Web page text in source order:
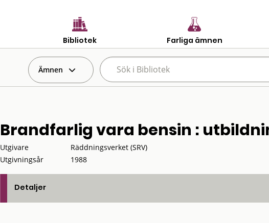
Bibliotek Farliga ämnen
Ämnen
Brandfarlig vara bensin :
Utgivare
Räddningsverket (SRV)
Utgivningsår
1988
Detaljer